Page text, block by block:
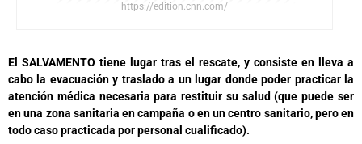
https://edition.cnn.com/
El SALVAMENTO tiene lugar tras el rescate, y consiste en lleva a
cabo la evacuación y traslado a un lugar donde poder practicar la
atención médica necesaria para restituir su salud (que puede ser
en una zona sanitaria en campaña o en un centro sanitario, pero en
todo caso practicada por personal cualificado).